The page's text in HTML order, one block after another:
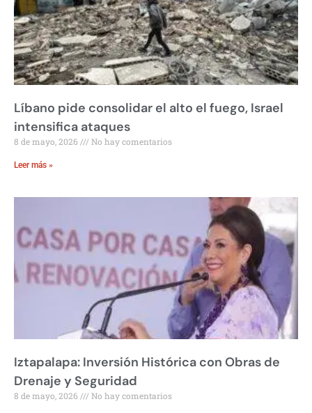
Líbano pide consolidar el alto el fuego, Israel
intensifica ataques
8 de mayo, 2026 No hay comentarios
Leer más »
Iztapalapa: Inversión Histórica con Obras de
Drenaje y Seguridad
8 de mayo, 2026 No hay comentarios